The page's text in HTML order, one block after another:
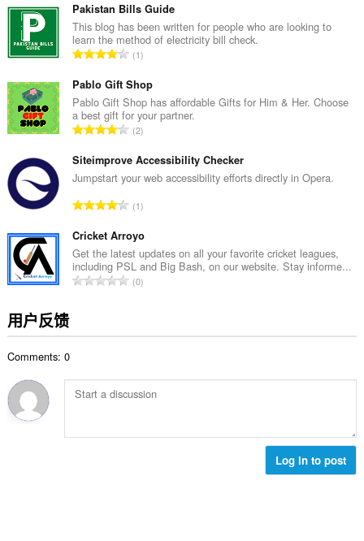
分
次
数
：
Pakistan Bills Guide
This blog has been written for people who are looking to
learn the method of electricity bill check.
总
分
次
数
：
1
Pablo Gift Shop
Pablo Gift Shop has affordable Gifts for Him & Her. Choose
a best gift for your partner.
总
分
次
：
2
Siteimprove Accessibility Checker
Jumpstart your web accessibility efforts directly in Opera.
总
分
次
数
：
1
Cricket Arroyo
Get the latest updates on all your favorite cricket leagues,
including PSL and Big Bash, on our website. Stay informe...
总
0
用户反馈
Comments: 0
Log in to post